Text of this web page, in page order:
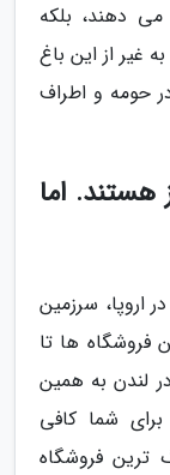
دهند، بلکه
غیر از این باغ
حومه و اطراف
اما
اروپا، سرزمین
فروشگاه ها تا
لندن به همین
شما کافی
ترین فروشگاه